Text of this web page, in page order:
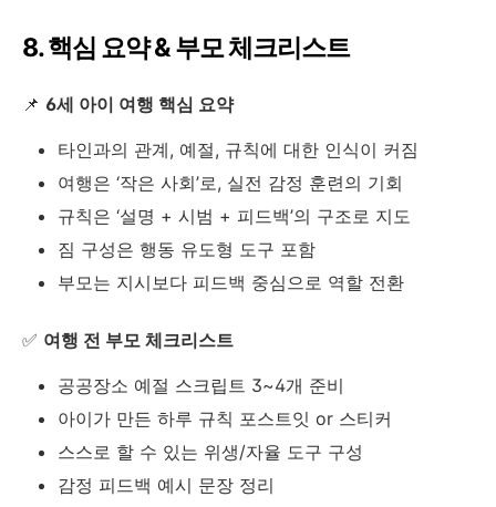
8. 핵심 요약 & 부모 체크리스트
📌 6세 아이 여행 핵심 요약
타인과의 관계, 예절, 규칙에 대한 인식이 커짐
여행은 ‘작은 사회’로, 실전 감정 훈련의 기회
규칙은 ‘설명 + 시범 + 피드백’의 구조로 지도
짐 구성은 행동 유도형 도구 포함
부모는 지시보다 피드백 중심으로 역할 전환
✅ 여행 전 부모 체크리스트
공공장소 예절 스크립트 3~4개 준비
아이가 만든 하루 규칙 포스트잇 or 스티커
스스로 할 수 있는 위생/자율 도구 구성
감정 피드백 예시 문장 정리